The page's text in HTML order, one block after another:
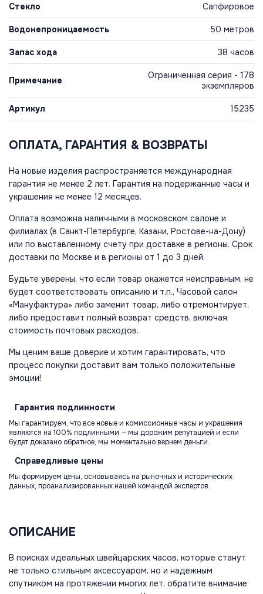
Стекло Сапфировое
Водонепроницаемость 50 метров
Запас хода 38 часов
Примечание
Ограниченная серия - 178
экземпляров
Артикул 15235
ОПЛАТА, ГАРАНТИЯ & ВОЗВРАТЫ
На новые изделия распространяется международная
гарантия не менее 2 лет. Гарантия на подержанные часы и
украшения не менее 12 месяцев.
Оплата возможна наличными в московском салоне и
филиалах (в Санкт-Петербурге, Казани, Ростове-на-Дону)
или по выставленному счету при доставке в регионы. Срок
доставки по Москве и в регионы от 1 до 3 дней.
Будьте уверены, что если товар окажется неисправным, не
будет соответствовать описанию и т.п., Часовой салон
«Мануфактура» либо заменит товар, либо отремонтирует,
либо предоставит полный возврат средств, включая
стоимость почтовых расходов.
Мы ценим ваше доверие и хотим гарантировать, что
процесс покупки доставит вам только положительные
эмоции!
Гарантия подлинности
Мы гарантируем, что все новые и комиссионные часы и украшения
являются на 100% подлинными — мы дорожим репутацией и если
будет доказано обратное, мы моментально вернем деньги.
Справедливые цены
Мы формируем цены, основываясь на рыночных и исторических
данных, проанализированных нашей командой экспертов.
ОПИСАНИЕ
В поисках идеальных швейцарских часов, которые станут
не только стильным аксессуаром, но и надежным
спутником на протяжении многих лет, обратите внимание